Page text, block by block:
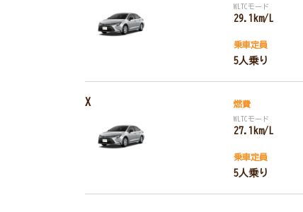
WLTCモード
29.1km/L
乗車定員
5人乗り
X 燃費
WLTCモード
27.1km/L
乗車定員
5人乗り